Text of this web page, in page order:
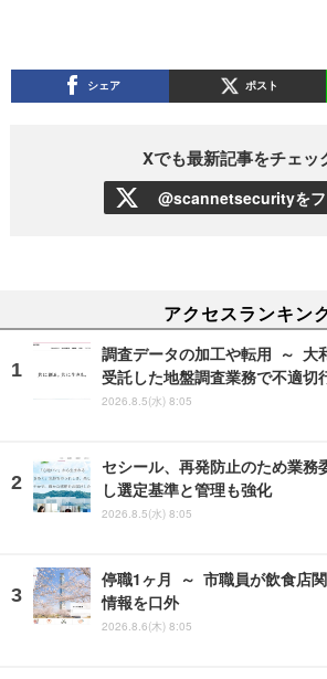
シェア ポスト
Xでも最新記事をチェッ
@scannetsecurityを
アクセスランキン
調査データの加工や転用 ～ 大
受託した地盤調査業務で不適切
2026.8.5(水) 8:05
セシール、再発防止のため業務
し選定基準と管理も強化
2026.8.5(水) 8:05
停職1ヶ月 ～ 市職員が飲食店
情報を口外
2026.8.6(木) 8:05